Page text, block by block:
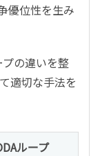
優位性を生み
プの違いを整
適切な手法を
ループ